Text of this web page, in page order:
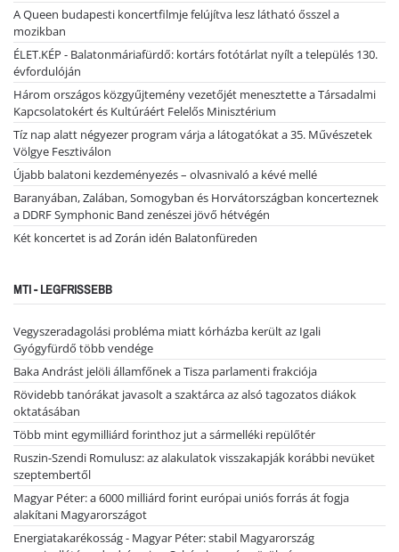
A Queen budapesti koncertfilmje felújítva lesz látható ősszel a
mozikban
ÉLET.KÉP - Balatonmáriafürdő: kortárs fotótárlat nyílt a település 130.
évfordulóján
Három országos közgyűjtemény vezetőjét menesztette a Társadalmi
Kapcsolatokért és Kultúráért Felelős Minisztérium
Tíz nap alatt négyezer program várja a látogatókat a 35. Művészetek
Völgye Fesztiválon
Újabb balatoni kezdeményezés – olvasnivaló a kévé mellé
Baranyában, Zalában, Somogyban és Horvátországban koncerteznek
a DDRF Symphonic Band zenészei jövő hétvégén
Két koncertet is ad Zorán idén Balatonfüreden
MTI - LEGFRISSEBB
Vegyszeradagolási probléma miatt kórházba került az Igali
Gyógyfürdő több vendége
Baka Andrást jelöli államfőnek a Tisza parlamenti frakciója
Rövidebb tanórákat javasolt a szaktárca az alsó tagozatos diákok
oktatásában
Több mint egymilliárd forinthoz jut a sármelléki repülőtér
Ruszin-Szendi Romulusz: az alakulatok visszakapják korábbi nevüket
szeptembertől
Magyar Péter: a 6000 milliárd forint európai uniós forrás át fogja
alakítani Magyarországot
Energiatakarékosság - Magyar Péter: stabil Magyarország